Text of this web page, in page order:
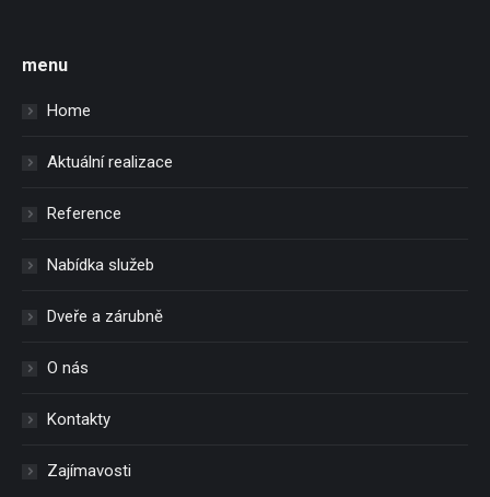
menu
Home
Aktuální realizace
Reference
Nabídka služeb
Dveře a zárubně
O nás
Kontakty
Zajímavosti